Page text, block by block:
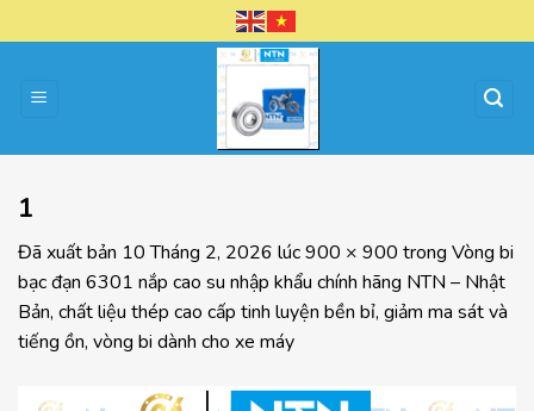
đến
dung
1
Đã xuất bản 10 Tháng 2, 2026 lúc900 × 900 trong Vòng bi
bạc đạn 6301 nắp cao su nhập khẩu chính hãng NTN – Nhật
Bản, chất liệu thép cao cấp tinh luyện bền bỉ, giảm ma sát và
tiếng ồn, vòng bi dành cho xe máy